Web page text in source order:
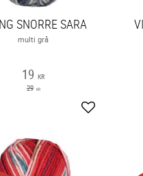
SNORRE SARA
multi grå
19 KR
29 KR
Lägg till i